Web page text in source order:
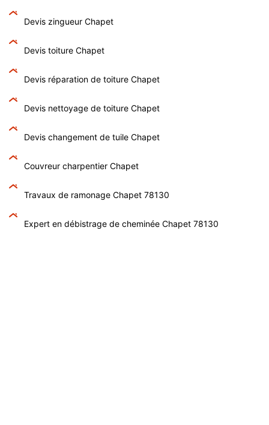
Devis zingueur Chapet
Devis toiture Chapet
Devis réparation de toiture Chapet
Devis nettoyage de toiture Chapet
Devis changement de tuile Chapet
Couvreur charpentier Chapet
Travaux de ramonage Chapet 78130
Expert en débistrage de cheminée Chapet 78130